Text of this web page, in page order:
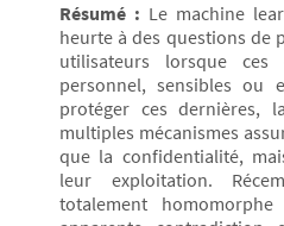
Résumé : Le machine
heurte à des questions de
utilisateurs lorsque
personnel, sensibles ou
protéger ces dernières,
multiples mécanismes
que la confidentialité,
leur exploitation.
totalement